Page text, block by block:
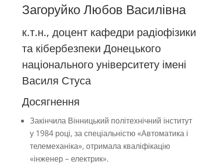
Загоруйко Любов Василівна
к.т.н., доцент кафедри радіофізики
та кібербезпеки Донецького
національного університету імені
Василя Стуса
Досягнення
Закінчила Вінницький політехнічний інститут
у 1984 році, за спеціальністю «Автоматика і
телемеханіка», отримала кваліфікацію
«інженер – електрик».